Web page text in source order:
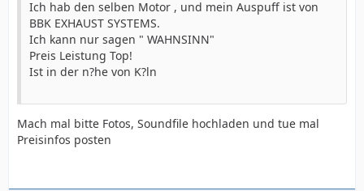
Ich hab den selben Motor , und mein Auspuff ist von
BBK EXHAUST SYSTEMS.
Ich kann nur sagen " WAHNSINN"
Preis Leistung Top!
Ist in der n?he von K?ln
Mach mal bitte Fotos, Soundfile hochladen und tue mal
Preisinfos posten